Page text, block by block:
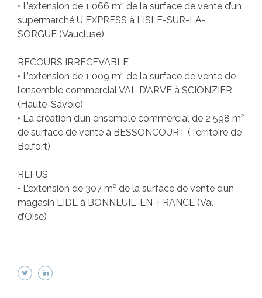
• L’extension de 1 066 m² de la surface de vente d’un
supermarché U EXPRESS à L’ISLE-SUR-LA-
SORGUE (Vaucluse)
RECOURS IRRECEVABLE
• L’extension de 1 009 m² de la surface de vente de
l’ensemble commercial VAL D’ARVE à SCIONZIER
(Haute-Savoie)
• La création d’un ensemble commercial de 2 598 m²
de surface de vente à BESSONCOURT (Territoire de
Belfort)
REFUS
• L’extension de 307 m² de la surface de vente d’un
magasin LIDL à BONNEUIL-EN-FRANCE (Val-
d’Oise)